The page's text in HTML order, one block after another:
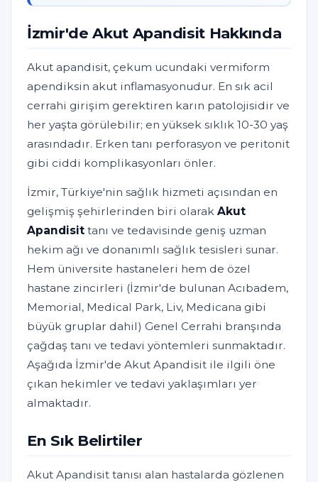
İzmir'de Akut Apandisit Hakkında
Akut apandisit, çekum ucundaki vermiform
apendiksin akut inflamasyonudur. En sık acil
cerrahi girişim gerektiren karın patolojisidir ve
her yaşta görülebilir; en yüksek sıklık 10-30 yaş
arasındadır. Erken tanı perforasyon ve peritonit
gibi ciddi komplikasyonları önler.
İzmir, Türkiye'nin sağlık hizmeti açısından en
gelişmiş şehirlerinden biri olarak Akut
Apandisit tanı ve tedavisinde geniş uzman
hekim ağı ve donanımlı sağlık tesisleri sunar.
Hem üniversite hastaneleri hem de özel
hastane zincirleri (İzmir'de bulunan Acıbadem,
Memorial, Medical Park, Liv, Medicana gibi
büyük gruplar dahil) Genel Cerrahi branşında
çağdaş tanı ve tedavi yöntemleri sunmaktadır.
Aşağıda İzmir'de Akut Apandisit ile ilgili öne
çıkan hekimler ve tedavi yaklaşımları yer
almaktadır.
En Sık Belirtiler
Akut Apandisit tanısı alan hastalarda gözlenen